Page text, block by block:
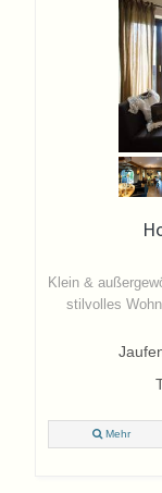
Klein &
stilvolles
Mehr